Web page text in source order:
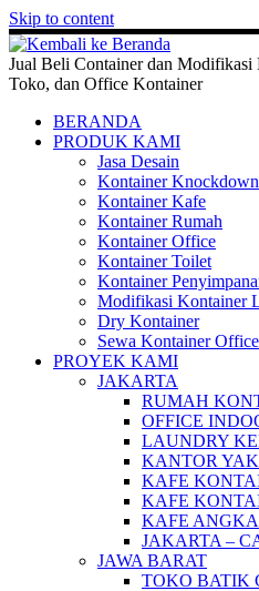
Skip to content
Jual Beli Container dan
Toko, dan Office Kontainer
BERANDA
PRODUK KAMI
Jasa Desain
Kontainer Knockdown
Kontainer Kafe
Kontainer Rumah
Kontainer Office
Kontainer Toilet
Kontainer
Modifikasi Kontainer
Dry Kontainer
Sewa Kontainer Office
PROYEK KAMI
JAKARTA
RUMAH
OFFICE
LAUNDRY
KANTOR
KAFE
KAFE
KAFE
JAKARTA –
JAWA BARAT
TOKO BATIK